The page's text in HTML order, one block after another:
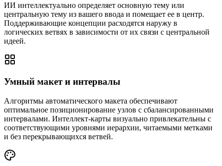
ИИ интеллектуально определяет основную тему или
центральную тему из вашего ввода и помещает ее в центр.
Поддерживающие концепции расходятся наружу в
логических ветвях в зависимости от их связи с центральной
идеей.
Умный макет и интервалы
Алгоритмы автоматического макета обеспечивают
оптимальное позиционирование узлов с сбалансированными
интервалами. Интеллект-карты визуально привлекательны с
соответствующими уровнями иерархии, читаемыми метками
и без перекрывающихся ветвей.